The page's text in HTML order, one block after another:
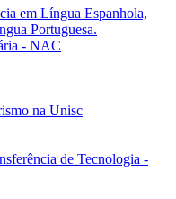
em Língua Espanhola,
Portuguesa.
- NAC
na Unisc
de Tecnologia -